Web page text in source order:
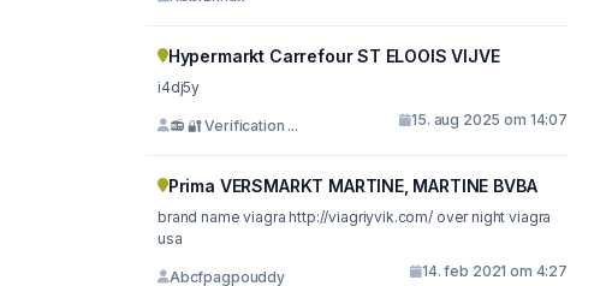
Hypermarkt Carrefour ST ELOOIS VIJVE
i4dj5y
📻 🔐 Verification ... 15. aug 2025 om 14:07
Prima VERSMARKT MARTINE, MARTINE BVBA
brand name viagra http://viagriyvik.com/ over night viagra
usa
Abcfpagpouddy 14. feb 2021 om 4:27